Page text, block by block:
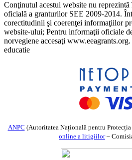
Conţinutul acestui website nu reprezintă
oficială a granturilor SEE 2009-2014.
corectitudinii şi coerenţei informaţiilor
website-ului; Pentru informaţii oficiale
norvegiene accesaţi
educatie
ANPC (Autoritatea Națională pentru
online a litigiilor–